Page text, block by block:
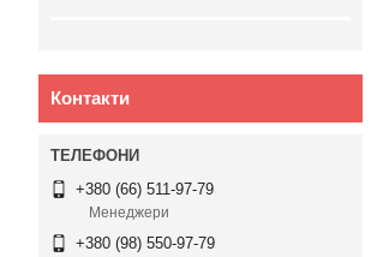
Контакти
+380 (66) 511-97-79
Менеджери
+380 (98) 550-97-79